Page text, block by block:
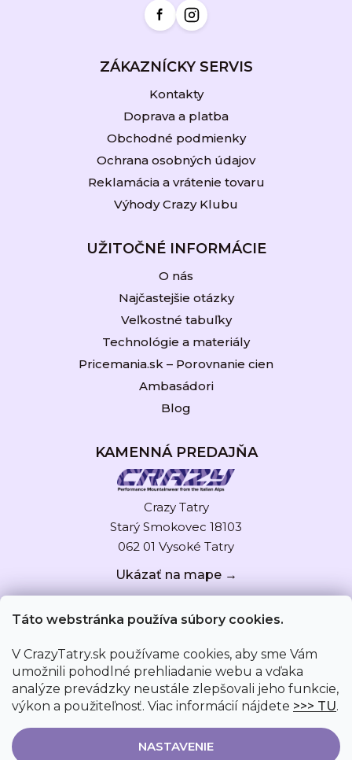
Táto webstránka používa súbory cookies.
V CrazyTatry.sk používame cookies, aby sme Vám
umožnili pohodlné prehliadanie webu a vďaka
analýze prevádzky neustále zlepšovali jeho funkcie,
výkon a použiteľnosť. Viac informácií nájdete >>> TU.
NASTAVENIE
ZÁKAZNÍCKY SERVIS
Kontakty
Doprava a platba
Obchodné podmienky
Ochrana osobných údajov
Reklamácia a vrátenie tovaru
Výhody Crazy Klubu
UŽITOČNÉ INFORMÁCIE
O nás
Najčastejšie otázky
Veľkostné tabuľky
Technológie a materiály
Pricemania.sk – Porovnanie cien
Ambasádori
Blog
KAMENNÁ PREDAJŇA
Crazy Tatry
Starý Smokovec 18103
062 01 Vysoké Tatry
Ukázať na mape →